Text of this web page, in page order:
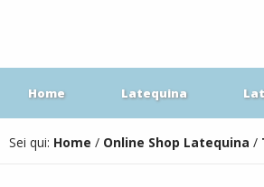
Home Latequina
Sei qui: Home / Online Shop Latequina /